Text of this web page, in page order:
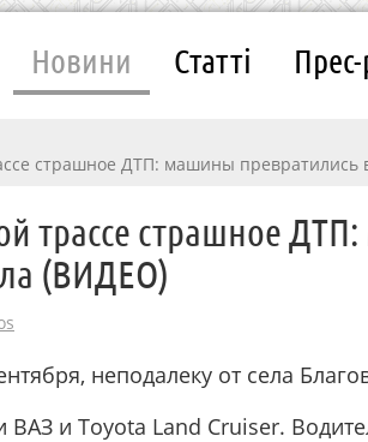
Новини Статті
страшное ДТП: машины превратились
трассе страшное
(ВИДЕО)
неподалеку от села
ВАЗ и Toyota Land Cruiser.